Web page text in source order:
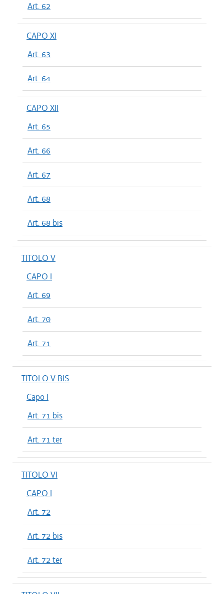
Art. 62
CAPO XI
Art. 63
Art. 64
CAPO XII
Art. 65
Art. 66
Art. 67
Art. 68
Art. 68 bis
TITOLO V
CAPO I
Art. 69
Art. 70
Art. 71
TITOLO V BIS
Capo I
Art. 71 bis
Art. 71 ter
TITOLO VI
CAPO I
Art. 72
Art. 72 bis
Art. 72 ter